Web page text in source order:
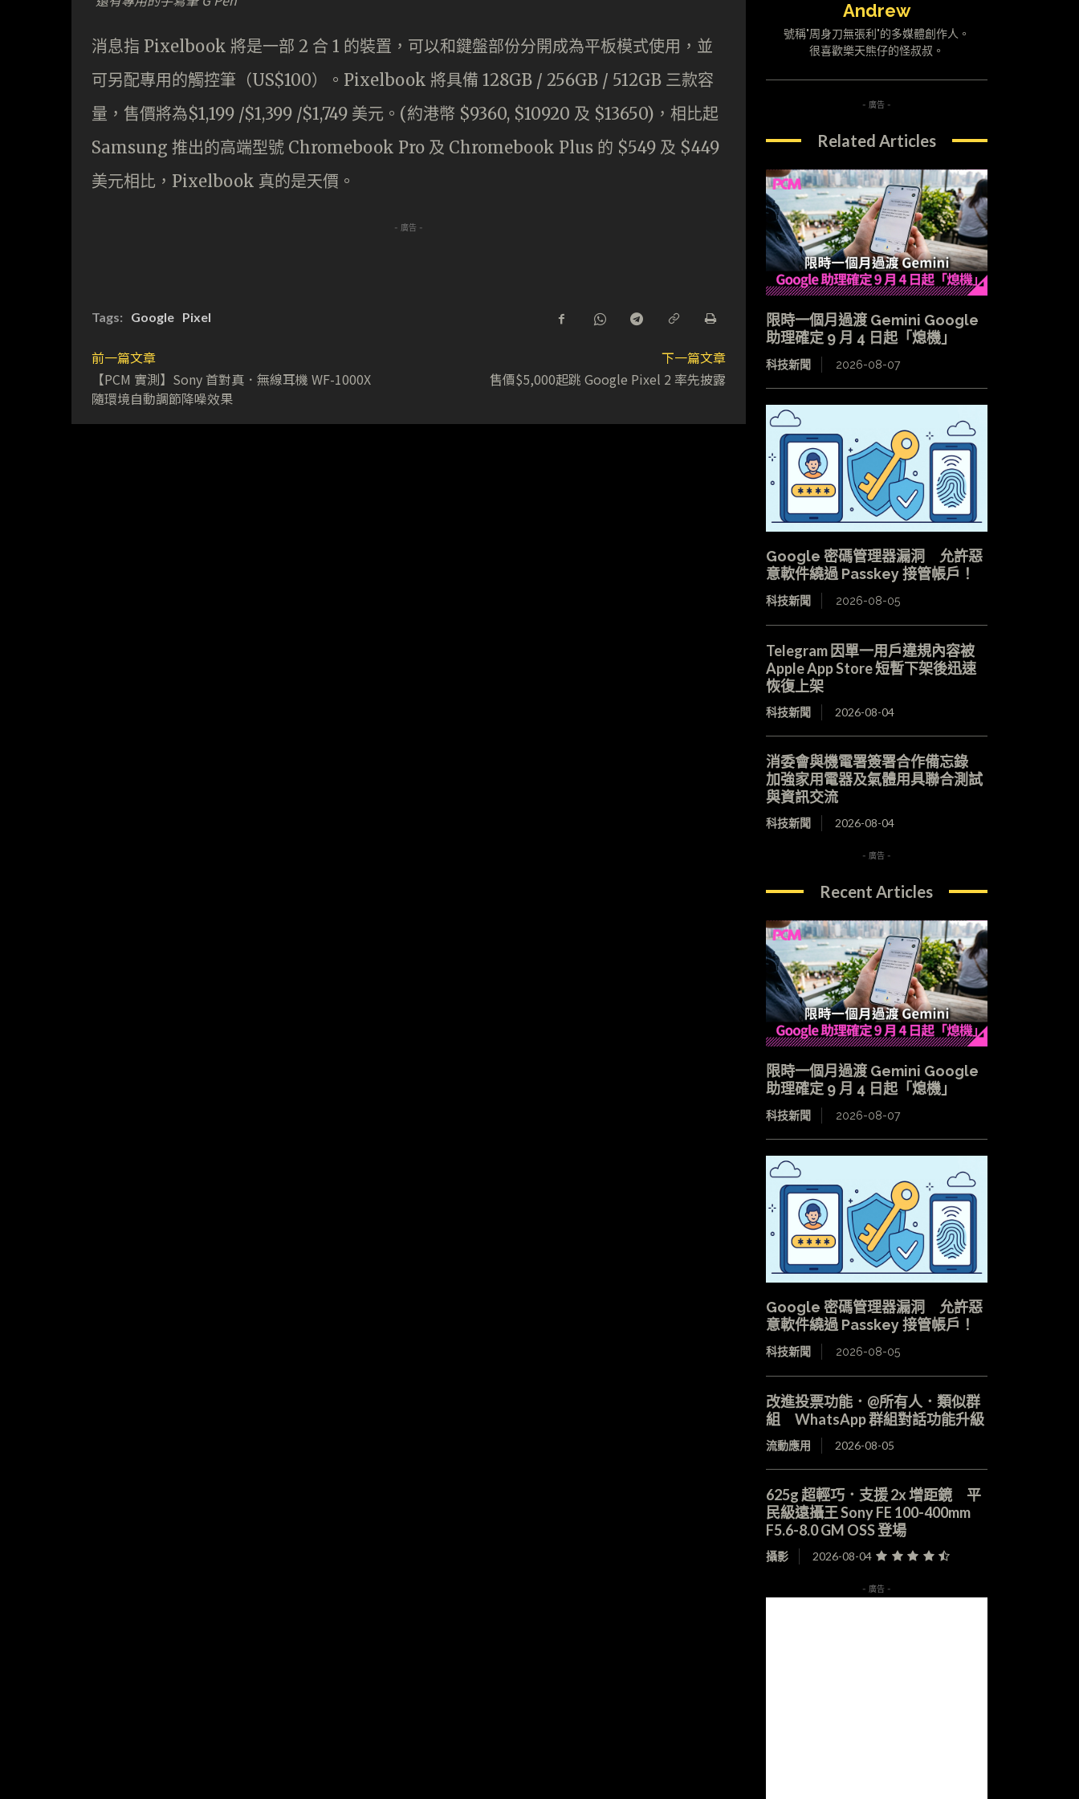
消息指 Pixelbook 將是一部 2 合 1 的裝置，可以和鍵盤部份分開成為平板模式使用，並
可另配專用的觸控筆（US$100）。Pixelbook 將具備 128GB / 256GB / 512GB 三款容
量，售價將為$1,199 /$1,399 /$1,749 美元。(約港幣 $9360, $10920 及 $13650)，相比起
Samsung 推出的高端型號 Chromebook Pro 及 Chromebook Plus 的 $549 及 $449
美元相比，Pixelbook 真的是天價。
- 廣告 -
Tags: Google Pixel
前一篇文章
【PCM 實測】Sony 首對真．無線耳機 WF-1000X
隨環境自動調節降噪效果
下一篇文章
售價$5,000起跳 Google Pixel 2 率先披露
Andrew
號稱"周身刀無張利"的多媒體創作人。
很喜歡樂天熊仔的怪叔叔。
- 廣告 -
Related Articles
限時一個月過渡 Gemini Google
助理確定 9 月 4 日起「熄機」
科技新聞 2026-08-07
Google 密碼管理器漏洞 允許惡
意軟件繞過 Passkey 接管帳戶！
科技新聞 2026-08-05
Telegram 因單一用戶違規內容被
Apple App Store 短暫下架後迅速
恢復上架
科技新聞 2026-08-04
消委會與機電署簽署合作備忘錄
加強家用電器及氣體用具聯合測試
與資訊交流
科技新聞 2026-08-04
- 廣告 -
Recent Articles
限時一個月過渡 Gemini Google
助理確定 9 月 4 日起「熄機」
科技新聞 2026-08-07
Google 密碼管理器漏洞 允許惡
意軟件繞過 Passkey 接管帳戶！
科技新聞 2026-08-05
改進投票功能．@所有人．類似群
組 WhatsApp 群組對話功能升級
流動應用 2026-08-05
625g 超輕巧．支援 2x 增距鏡 平
民級遠攝王 Sony FE 100-400mm
F5.6-8.0 GM OSS 登場
攝影 2026-08-04
- 廣告 -